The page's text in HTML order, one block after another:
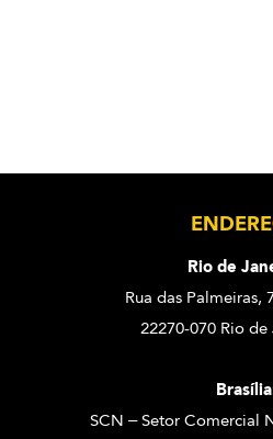
Rio de
Rua das Palmeiras,
22270-070 Rio de
SCN – Setor Comercial